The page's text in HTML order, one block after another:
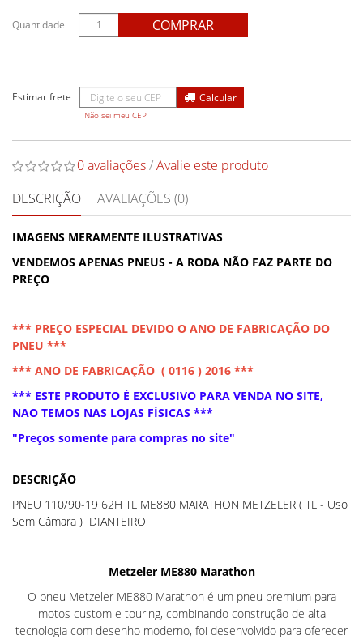
Quantidade COMPRAR
Não sei meu CEP
0 avaliações/Avalie este produto
DESCRIÇÃO
AVALIAÇÕES (0)
IMAGENS MERAMENTE ILUSTRATIVAS
VENDEMOS APENAS PNEUS - A RODA NÃO FAZ PARTE DO
PREÇO
*** PREÇO ESPECIAL DEVIDO O ANO DE FABRICAÇÃO DO
PNEU ***
*** ANO DE FABRICAÇÃO ( 0116 ) 2016 ***
*** ESTE PRODUTO É EXCLUSIVO PARA VENDA NO SITE,
NAO TEMOS NAS LOJAS FÍSICAS ***
"Preços somente para compras no site"
DESCRIÇÃO
PNEU 110/90-19 62H TL ME880 MARATHON METZELER ( TL - Uso
Sem Câmara ) DIANTEIRO
Metzeler ME880 Marathon
O pneu Metzeler ME880 Marathon é um pneu premium para
motos custom e touring, combinando construção de alta
tecnologia com desenho moderno, foi desenvolvido para oferecer